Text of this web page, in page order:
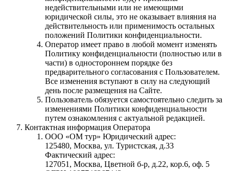
недействительными или не имеющими
юридической силы, это не оказывает влияния на
действительность или применимость остальных
положений Политики конфиденциальности.
Оператор имеет право в любой момент изменять
Политику конфиденциальности (полностью или в
части) в одностороннем порядке без
предварительного согласования с Пользователем.
Все изменения вступают в силу на следующий
день после размещения на Сайте.
Пользователь обязуется самостоятельно следить за
изменениями Политики конфиденциальности
путем ознакомления с актуальной редакцией.
Контактная информация Оператора
ООО «ОМ тур» Юридический адрес:
125480, Москва, ул. Туристская, д.33
Фактический адрес:
127051, Москва, Цветной б-р, д.22, кор.6, оф. 5